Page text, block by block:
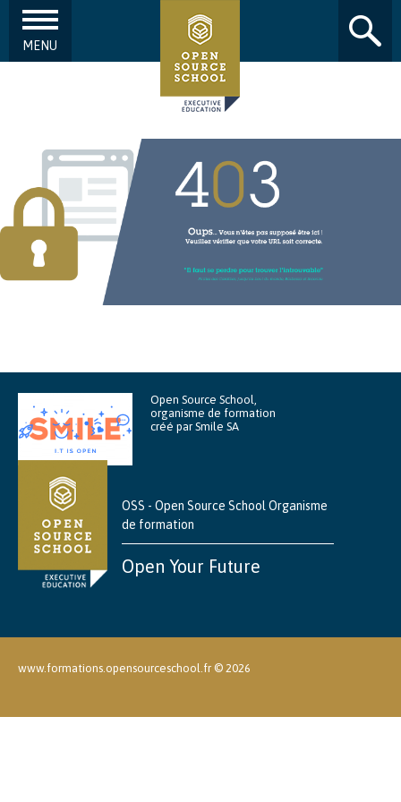
MENU
Open Source School,
organisme de formation
créé par Smile SA
OSS - Open Source School Organisme
de formation
Open Your Future
www.formations.opensourceschool.fr © 2026